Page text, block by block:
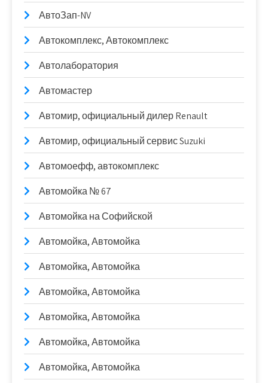
АвтоЗап-NV
Автокомплекс, Автокомплекс
Автолаборатория
Автомастер
Автомир, официальный дилер Renault
Автомир, официальный сервис Suzuki
Автомоефф, автокомплекс
Автомойка № 67
Автомойка на Софийской
Автомойка, Автомойка
Автомойка, Автомойка
Автомойка, Автомойка
Автомойка, Автомойка
Автомойка, Автомойка
Автомойка, Автомойка